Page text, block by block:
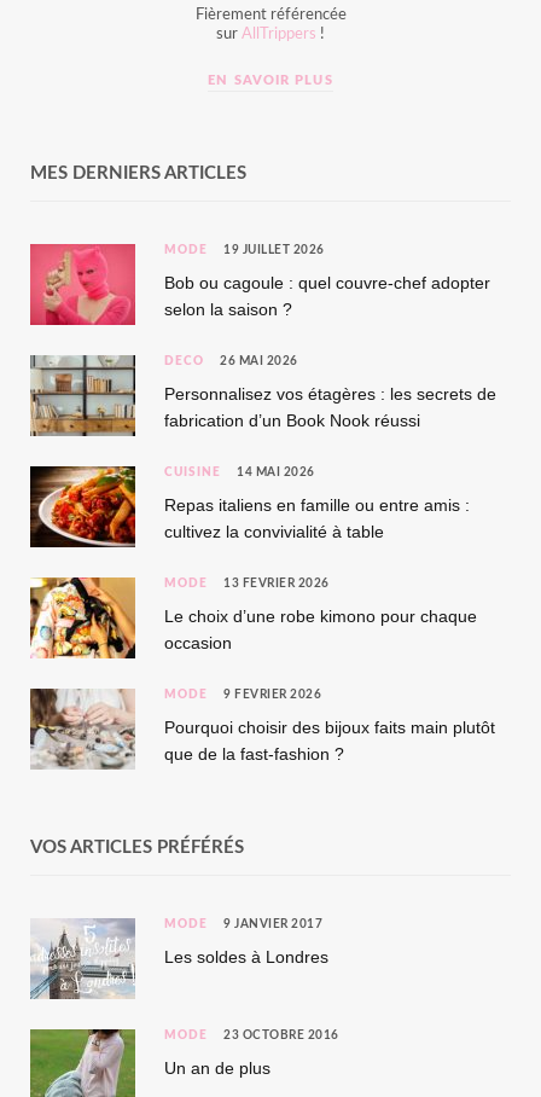
Fièrement référencée
sur AllTrippers !
EN SAVOIR PLUS
MES DERNIERS ARTICLES
MODE 19 JUILLET 2026
Bob ou cagoule : quel couvre-chef adopter
selon la saison ?
DÉCO 26 MAI 2026
Personnalisez vos étagères : les secrets de
fabrication d’un Book Nook réussi
CUISINE 14 MAI 2026
Repas italiens en famille ou entre amis :
cultivez la convivialité à table
MODE 13 FÉVRIER 2026
Le choix d’une robe kimono pour chaque
occasion
MODE 9 FÉVRIER 2026
Pourquoi choisir des bijoux faits main plutôt
que de la fast-fashion ?
VOS ARTICLES PRÉFÉRÉS
MODE 9 JANVIER 2017
Les soldes à Londres
MODE 23 OCTOBRE 2016
Un an de plus